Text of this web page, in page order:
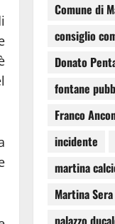
Comune di
consiglio
Donato
fontane
Franco
incidente
martina
Martina Sera
palazzo